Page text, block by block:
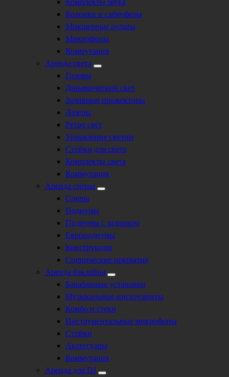
Колонки и сабвуферы
Микшерные пульты
Микрофоны
Коммутация
Аренда света
Головы
Динамический свет
Заливные прожекторы
Лазеры
Ретро свет
Управление светом
Стойки для света
Комплекты света
Коммутация
Аренда сцены
Сцены
Подиумы
Подиумы с задником
Европодиумы
Конструкции
Сценические покрытия
Аренда бэклайна
Барабанные установки
Музыкальные инструменты
Комбо и стеки
Инструментальные микрофоны
Стойки
Аксессуары
Коммутация
Аренда для DJ